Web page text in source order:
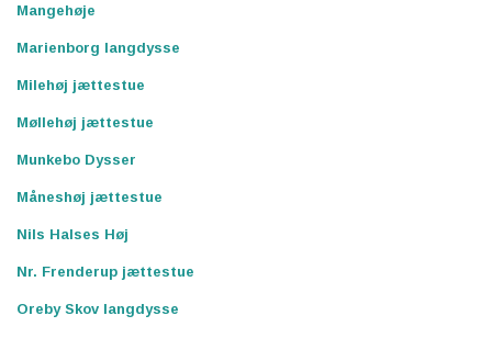
Mangehøje
Marienborg langdysse
Milehøj jættestue
Møllehøj jættestue
Munkebo Dysser
Måneshøj jættestue
Nils Halses Høj
Nr. Frenderup jættestue
Oreby Skov langdysse